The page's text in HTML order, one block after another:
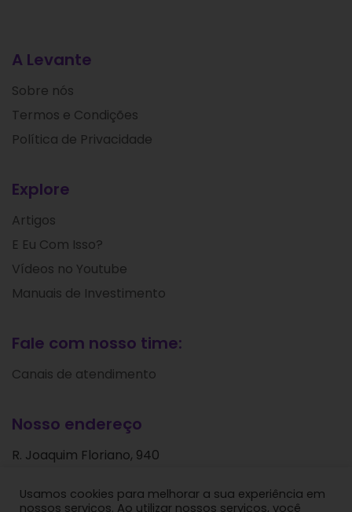
A Levante
Sobre nós
Termos e Condições
Política de Privacidade
Explore
Artigos
E Eu Com Isso?
Vídeos no Youtube
Manuais de Investimento
Fale com nosso time:
Canais de atendimento
Nosso endereço
R. Joaquim Floriano, 940
São Paulo - SP
Usamos cookies para melhorar a sua experiência em
nossos serviços. Ao utilizar nossos serviços, você